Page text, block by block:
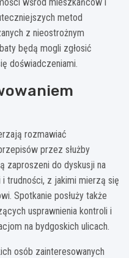
metod
z nieostrożnym
będą mogli zgłosić
doświadczeniami.
rozmawiać
przez służby
zaproszeni do dyskusji na
trudności, z jakimi mierzą się
Spotkanie posłuży także
usprawnienia kontroli i
na bydgoskich ulicach.
osób zainteresowanych